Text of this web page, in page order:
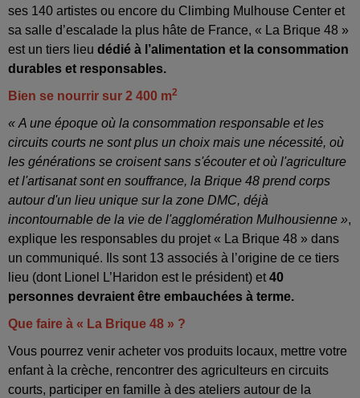
ses 140 artistes ou encore du Climbing Mulhouse Center et
sa salle d’escalade la plus hâte de France, « La Brique 48 »
est un tiers lieu dédié à l’alimentation et la consommation
durables et responsables.
Bien se nourrir sur 2 400 m2
« A une époque où la consommation responsable et les
circuits courts ne sont plus un choix mais une nécessité, où
les générations se croisent sans s'écouter et où l'agriculture
et l'artisanat sont en souffrance, la Brique 48 prend corps
autour d'un lieu unique sur la zone DMC, déjà
incontournable de la vie de l'agglomération Mulhousienne »,
explique les responsables du projet « La Brique 48 » dans
un communiqué. Ils sont 13 associés à l’origine de ce tiers
lieu (dont Lionel L’Haridon est le président) et40
personnes devraient être embauchées à terme.
Que faire à « La Brique 48 » ?
Vous pourrez venir acheter vos produits locaux, mettre votre
enfant à la crèche, rencontrer des agriculteurs en circuits
courts, participer en famille à des ateliers autour de la